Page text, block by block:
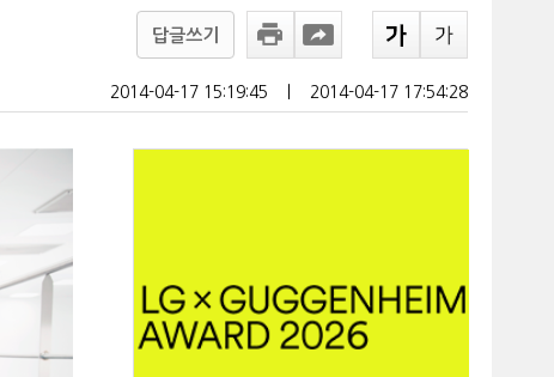
답글쓰기
2014-04-17 15:19:45 2014-04-17 17:54:28